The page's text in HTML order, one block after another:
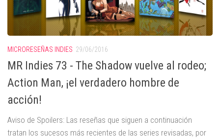
MICRORESEÑAS INDIES 29/06/2016
MR Indies 73 - The Shadow vuelve al rodeo;
Action Man, ¡el verdadero hombre de
acción!
Aviso de Spoilers: Las reseñas que siguen a continuación
tratan los sucesos más recientes de las series revisadas, por